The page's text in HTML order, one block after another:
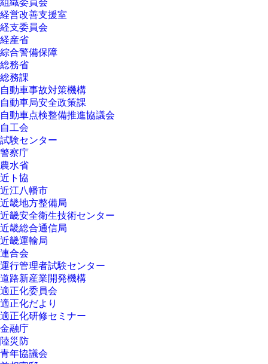
組織委員会
経営改善支援室
経支委員会
経産省
綜合警備保障
総務省
総務課
自動車事故対策機構
自動車局安全政策課
自動車点検整備推進協議会
自工会
試験センター
警察庁
農水省
近ト協
近江八幡市
近畿地方整備局
近畿安全衛生技術センター
近畿総合通信局
近畿運輸局
連合会
運行管理者試験センター
道路新産業開発機構
適正化委員会
適正化だより
適正化研修セミナー
金融庁
陸災防
青年協議会